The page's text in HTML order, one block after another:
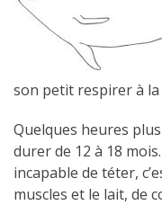
son petit respirer à la
Quelques heures
durer de 12 à 18
incapable de téter,
muscles et le lait, de